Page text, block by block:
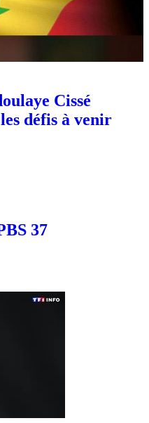
Cissé
défis à venir
37